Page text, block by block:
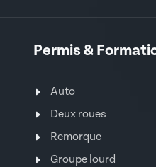
Permis &
Auto
Deux roues
Remorque
Groupe lourd